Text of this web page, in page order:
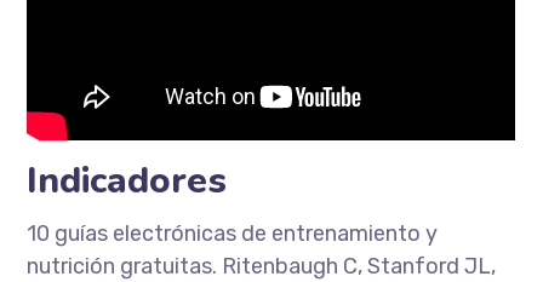
Indicadores
10 guías electrónicas de entrenamiento y
nutrición gratuitas. Ritenbaugh C, Stanford JL,